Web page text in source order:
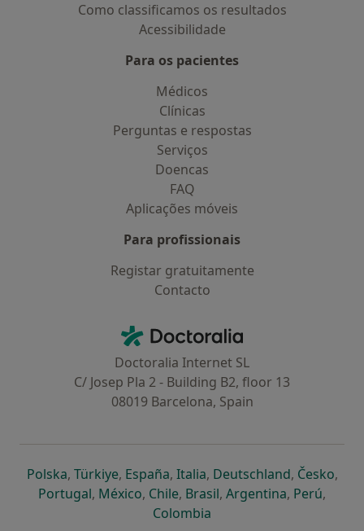
Como classificamos os resultados
Acessibilidade
Para os pacientes
Médicos
Clínicas
Perguntas e respostas
Serviços
Doencas
FAQ
Aplicações móveis
Para profissionais
Registar gratuitamente
Contacto
Doctoralia - Homepage
Doctoralia Internet SL
C/ Josep Pla 2 - Building B2, floor 13
08019 Barcelona, Spain
Polskaabre num novo separador
, Türkiyeabre num novo separador
, Españaabre num novo separador
, Italiaabre num novo
, Deutschlandabre num
, Česko,
Portugalabre num novo separador
, Méxicoabre num novo separador
, Chileabre num novo separador
, Brasilabre num novo
, Argentinaabre num
, Perúabre
,
Colombia